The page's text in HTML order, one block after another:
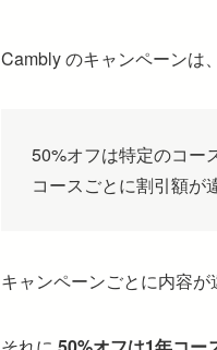
Cambly のキャンペーンは、
50%オフは特定のコー
コースごとに割引額が
キャンペーンごとに内容が